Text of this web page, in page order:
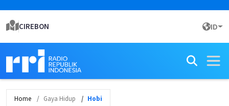
CIREBON ID
Home Gaya Hidup Hobi